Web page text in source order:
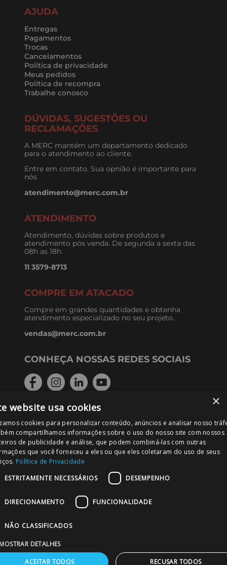
AJUDA
Entregas
Pagamentos
Trocas
Cancelamentos
Política de privacidade
Meus pedidos
Política de recompra
Trabalhe conosco
DÚVIDAS, SUGESTÕES OU
RECLAMAÇÕES
A MERC mantém um departamento dedicado
para o atendimento ao cliente.
Entre em contato. Sua opnião é importante para
nós
atendimento@merc.com.br
ATENDIMENTO
Atendimento, dúvidas sobre produtos e
atendimento pós venda. De segunda a sexta das
08h as 18h.
11 3579-8713
COMPRE EM ATACADO
Compre em grandes quantidades e obtenha
atendimento especializado no seu projeto.
vendas@merc.com.br
CONHEÇA NOSSAS REDES SOCIAIS
PODE CONFIAR!
MERC – Comércio de Materiais para Construção Ltda. Rua
do Curtume - 232 - Lapa de Baixo – São Paulo – SP – CEP
×
website usa cookies
cookies para personalizar conteúdo, anúncios e analisar nosso
compartilhamos informações sobre o uso do nosso site com nossos
de publicidade e análise, que podem combiná-las com outras
que você forneceu a eles ou que eles coletaram do uso de seus
Política de Privacidade
ESTRITAMENTE NECESSÁRIOS
DESEMPENHO
DIRECIONAMENTO FUNCIONALIDADE
NÃO CLASSIFICADOS
DETALHES
ACEITAR TODOS RECUSAR TODOS